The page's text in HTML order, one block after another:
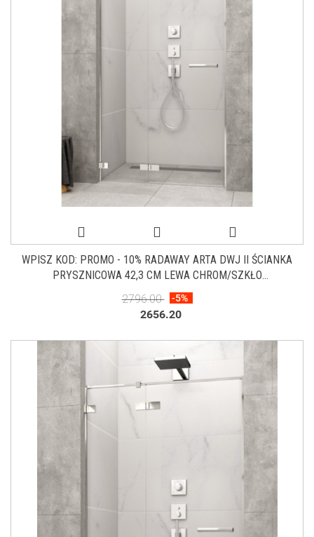
WPISZ KOD: PROMO - 10% RADAWAY ARTA DWJ II ŚCIANKA
PRYSZNICOWA 42,3 CM LEWA CHROM/SZKŁO
PRZEZROCZYSTE 386013-03-01L
2796.00 -5%
2656.20